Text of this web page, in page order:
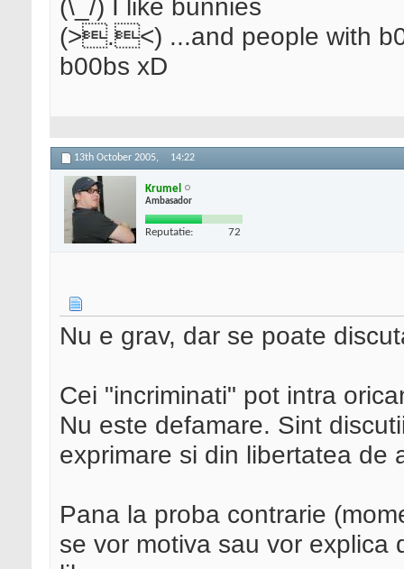
(\_/) I like bunnies
(>.<) ...and people with
b00bs xD
13th October 2005, 14:22
Krumel
Ambasador
Reputatie: 72
Nu e grav, dar se poate
Cei "incriminati" pot intra
Nu este defamare. Sint
exprimare si din libertatea de
Pana la proba contrarie
se vor motiva sau vor explica